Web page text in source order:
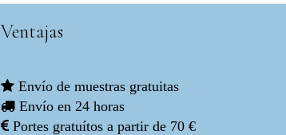
Ventajas
Envío de muestras gratuitas
Envío en 24 horas
Portes gratuítos a partir de 70 €